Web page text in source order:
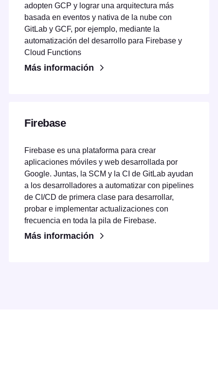
adopten GCP y lograr una arquitectura más
basada en eventos y nativa de la nube con
GitLab y GCF, por ejemplo, mediante la
automatización del desarrollo para Firebase y
Cloud Functions
Más información
Firebase
Firebase es una plataforma para crear
aplicaciones móviles y web desarrollada por
Google. Juntas, la SCM y la CI de GitLab ayudan
a los desarrolladores a automatizar con pipelines
de CI/CD de primera clase para desarrollar,
probar e implementar actualizaciones con
frecuencia en toda la pila de Firebase.
Más información